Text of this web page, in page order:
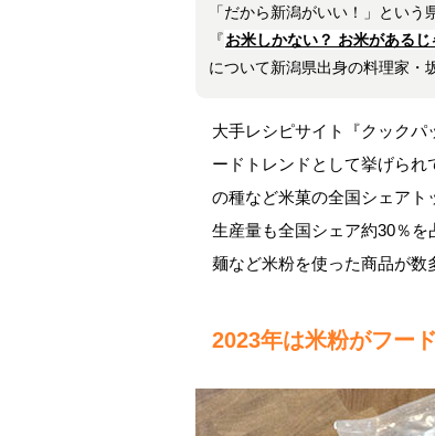
「だから新潟がいい！」とい
『お米しかない？ お米があるじ
について新潟県出身の料理家・
大手レシピサイト『クックパ
ードトレンドとして挙げら
の種など米菓の全国シェア
生産量も全国シェア約30％
麺など米粉を使った商品が数
2023年は米粉がフー